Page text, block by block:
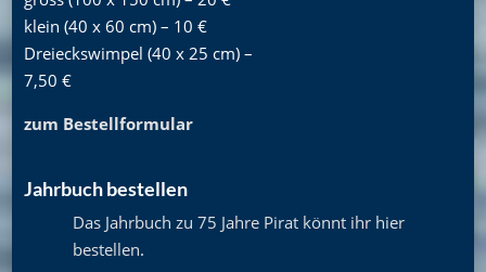
klein (40 x 60 cm) – 10 €
Dreieckswimpel (40 x 25 cm) –
7,50 €
zum Bestellformular
Jahrbuch bestellen
Das Jahrbuch zu 75 Jahre Pirat könnt ihr hier
bestellen.